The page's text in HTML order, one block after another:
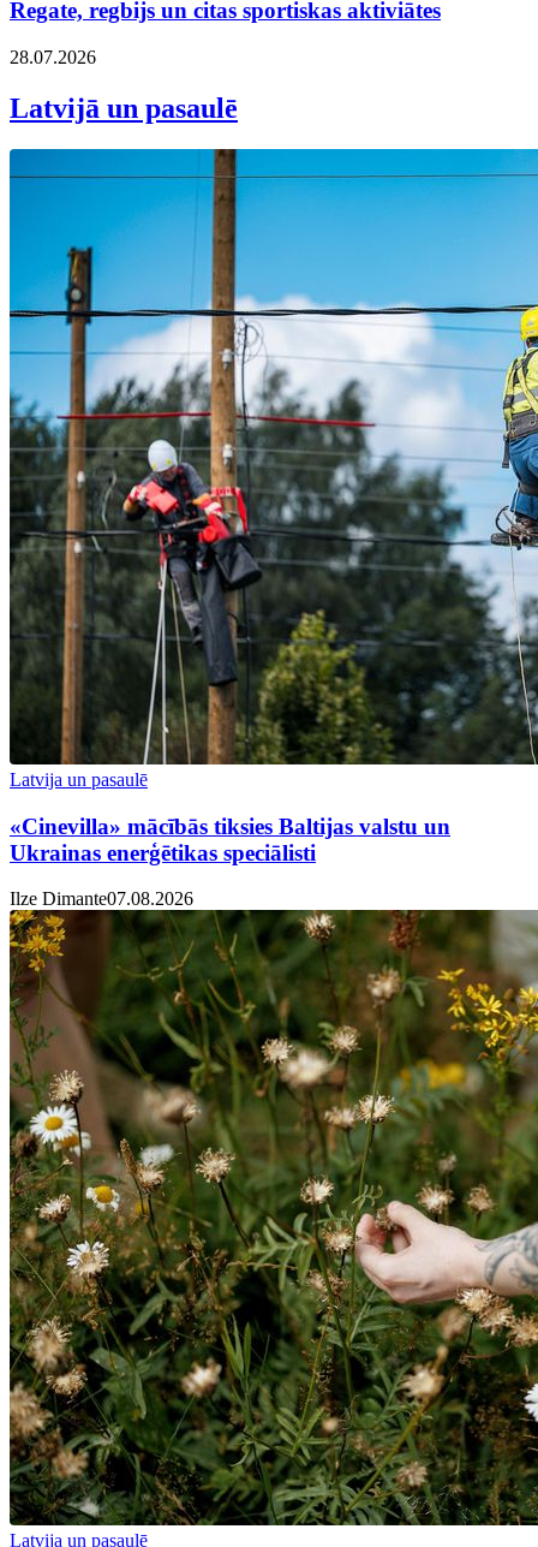
Regate, regbijs un citas sportiskas aktiviātes
28.07.2026
Latvijā un pasaulē
Latvija un pasaulē
«Cinevilla» mācībās tiksies Baltijas valstu un
Ukrainas enerģētikas speciālisti
Ilze Dimante07.08.2026
Latvija un pasaulē